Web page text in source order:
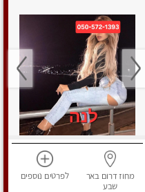
מחוז דרום באר
שבע
לפרטים נוספים